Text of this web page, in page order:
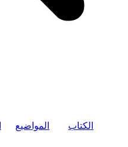
المواضيع الكتاب